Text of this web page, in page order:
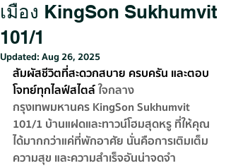
เมือง KingSon Sukhumvit
101/1
Updated:Aug 26, 2025
สัมผัสชีวิตที่สะดวกสบาย ครบครัน และตอบ
โจทย์ทุกไลฟ์สไตล์ใจกลาง
กรุงเทพมหานคร KingSon Sukhumvit
101/1 บ้านแฝดและทาวน์โฮมสุดหรู ที่ให้คุณ
ได้มากกว่าแค่ที่พักอาศัย นั่นคือการเติมเต็ม
ความสุข และความสำเร็จอันน่าจดจำ